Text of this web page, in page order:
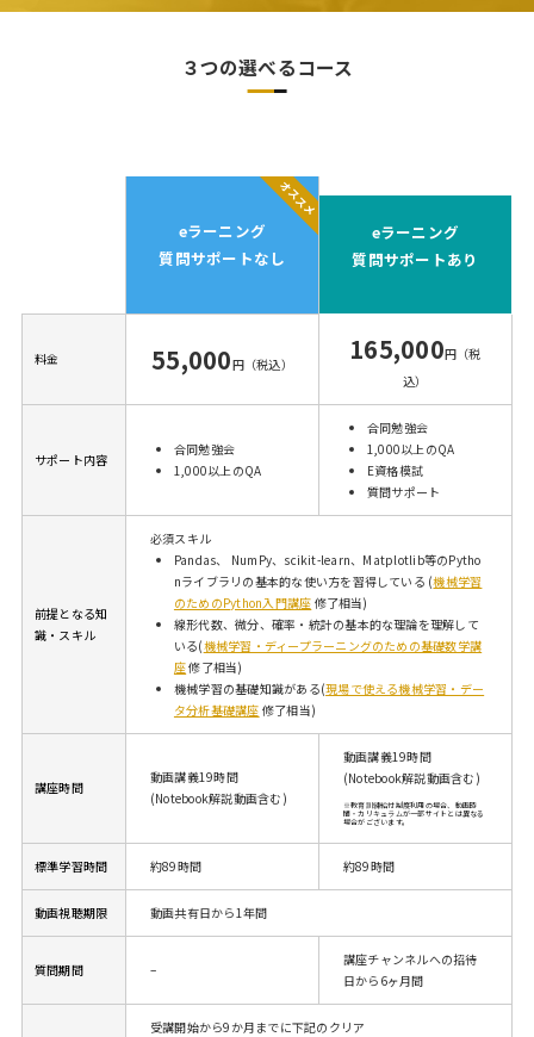
３つの選べるコース
eラーニング
質問サポートなし
eラーニング
質問サポートあり
料金 55,000円（税込） 165,000円（税
込）
サポート内容
合同勉強会
1,000以上のQA
合同勉強会
1,000以上のQA
E資格模試
質問サポート
前提となる知
識・スキル
必須スキル
Pandas、 NumPy、scikit-learn、Matplotlib等のPytho
nライブラリの基本的な使い方を習得している (機械学習
のためのPython入門講座 修了相当)
線形代数、微分、確率・統計の基本的な理論を理解して
いる(機械学習・ディープラーニングのための基礎数学講
座修了相当)
機械学習の基礎知識がある(現場で使える機械学習・デー
タ分析基礎講座 修了相当)
講座時間
動画講義19時間
(Notebook解説動画含む)
動画講義19時間
(Notebook解説動画含む)
※教育訓練給付制度利用の場合、動画時
間・カリキュラムが一部サイトとは異なる
場合がございます。
標準学習時間 約89時間 約89時間
動画視聴期限 動画共有日から1年間
質問期間 –
講座チャンネルへの招待
日から6ヶ月間
受講開始から9か月までに下記のクリア